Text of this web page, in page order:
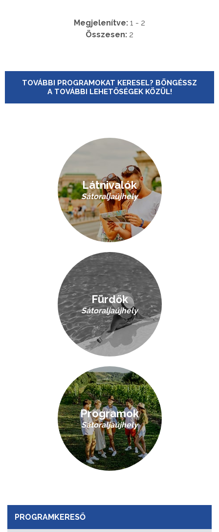
PROGRAMKERESŐ
Megjelenítve: 1 - 2
Összesen: 2
TOVÁBBI PROGRAMOKAT KERESEL? BÖNGÉSSZ
A TOVÁBBI LEHETŐSÉGEK KÖZÜL!
Látnivalók
Sátoraljaújhely
Fürdők
Sátoraljaújhely
Programok
Sátoraljaújhely